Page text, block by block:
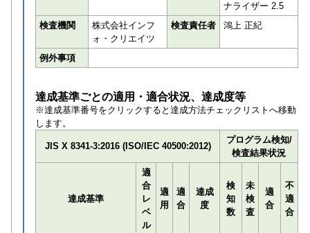
ナライザー 2.5
検査機関
株式会社インフ
ォ・クリエイツ
検査責任者 鴻上 正紀
例外事項
達成基準ごとの適用・適合状況、達成度等
※達成基準番号をクリックすると達成方法チェックリストへ移動
します。
JIS X 8341-3:2016 (ISO/IEC 40500:2012)
プログラム検知/
検査結果状況
達成基準
適
合
レ
ベ
ル
適
用
適
合
達成
度
検
知
数
未
検
査
適
合
不
適
合